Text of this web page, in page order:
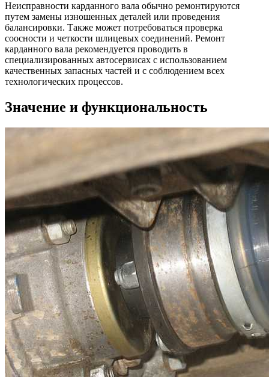
Неисправности карданного вала обычно ремонтируются
путем замены изношенных деталей или проведения
балансировки. Также может потребоваться проверка
соосности и четкости шлицевых соединений. Ремонт
карданного вала рекомендуется проводить в
специализированных автосервисах с использованием
качественных запасных частей и с соблюдением всех
технологических процессов.
Значение и функциональность